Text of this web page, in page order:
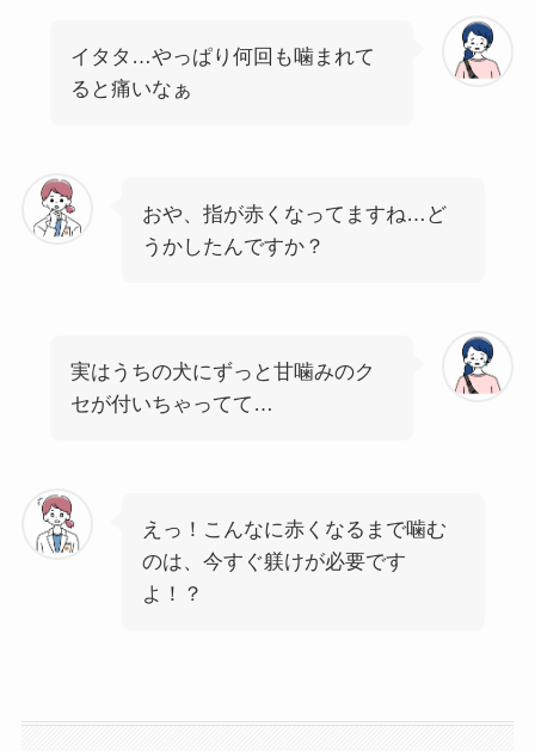
イタタ…やっぱり何回も噛まれて
ると痛いなぁ
おや、指が赤くなってますね…ど
うかしたんですか？
実はうちの犬にずっと甘噛みのク
セが付いちゃってて…
えっ！こんなに赤くなるまで噛む
のは、今すぐ躾けが必要です
よ！？